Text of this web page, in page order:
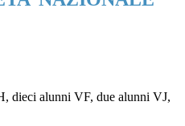
dieci alunni VF, due alunni VJ,